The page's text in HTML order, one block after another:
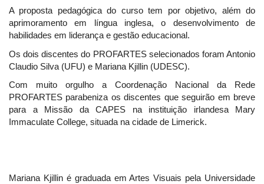
A proposta pedagógica do curso tem por objetivo, além do
aprimoramento em língua inglesa, o desenvolvimento de
habilidades em liderança e gestão educacional.
Os dois discentes do PROFARTES selecionados foram Antonio
Claudio Silva (UFU) e Mariana Kjillin (UDESC).
Com muito orgulho a Coordenação Nacional da Rede
PROFARTES parabeniza os discentes que seguirão em breve
para a Missão da CAPES na instituição irlandesa Mary
Immaculate College, situada na cidade de Limerick.
Mariana Kjillin é graduada em Artes Visuais pela Universidade